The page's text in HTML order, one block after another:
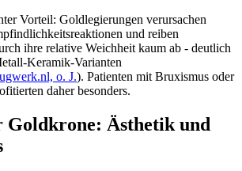
Vorteil: Goldlegierungen verursachen
und reiben
ihre relative Weichheit kaum ab - deutlich
Keramik-Varianten
o. J.). Patienten mit Bruxismus oder
daher besonders.
Goldkrone: Ästhetik und